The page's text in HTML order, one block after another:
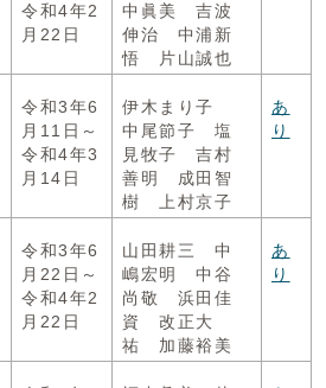
令和4年2
月22日
中眞美 吉波
伸治 中浦新
悟 片山誠也
令和3年6
月11日～
令和4年3
月14日
伊木まり子
中尾節子 塩
見牧子 吉村
善明 成田智
樹 上村京子
あ
り
令和3年6
月22日～
令和4年2
月22日
山田耕三 中
嶋宏明 中谷
尚敬 浜田佳
資 改正大
祐 加藤裕美
あ
り